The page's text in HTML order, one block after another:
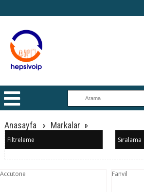
Anasayfa Markalar
Filtreleme Sıralama
Accutone Fanvil